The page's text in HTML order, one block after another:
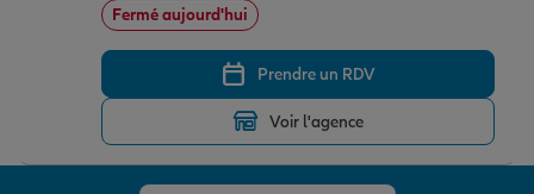
Fermé aujourd'hui
Prendre un RDV
Voir l'agence